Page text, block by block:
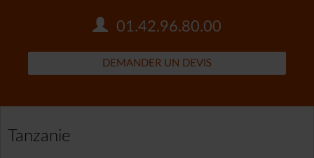
01.42.96.80.00
DEMANDER UN DEVIS
Tanzanie